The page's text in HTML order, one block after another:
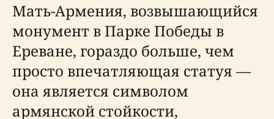
Мать-Армения, возвышающийся
монумент в Парке Победы в
Ереване, гораздо больше, чем
просто впечатляющая статуя —
она является символом
армянской стойкости,